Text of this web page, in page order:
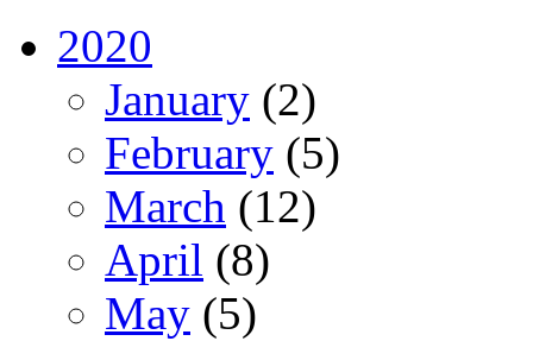
2020
January (2)
February (5)
March (12)
April (8)
May (5)